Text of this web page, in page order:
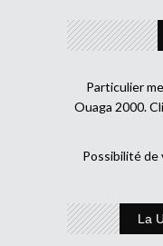
Particulier
Ouaga 2000.
Possibilité de
La